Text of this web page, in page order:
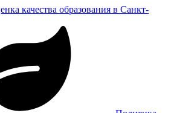
качества образования в Санкт-